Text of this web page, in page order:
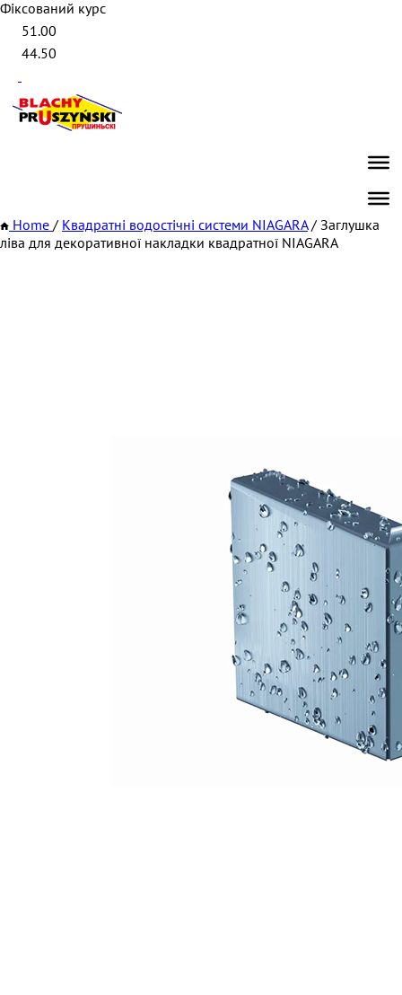
Фіксований курс
51.00
44.50
Home / Квадратні водостічні системи NIAGARA/ Заглушка
ліва для декоративної накладки квадратної NIAGARA